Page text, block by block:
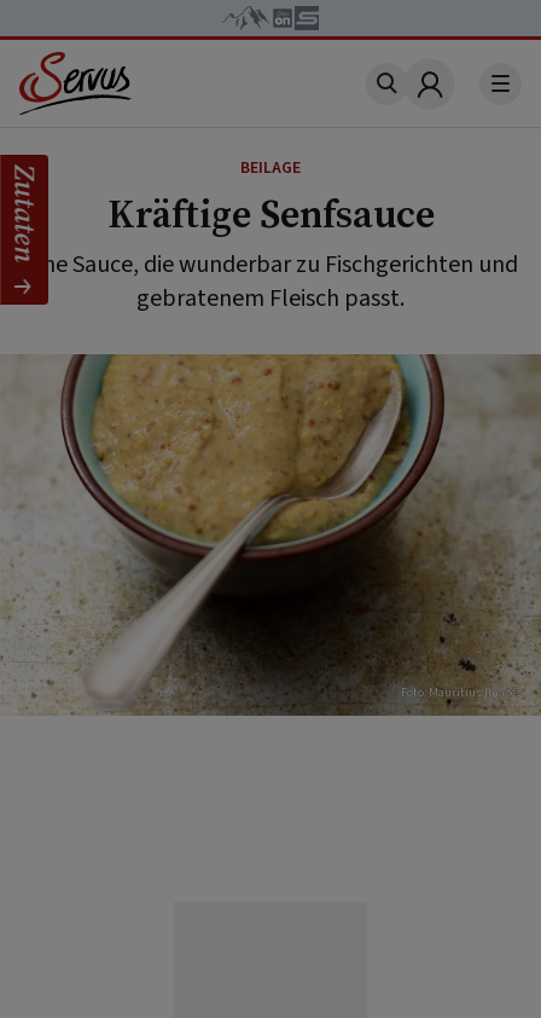
Account
BEILAGE
Kräftige Senfsauce
Eine Sauce, die wunderbar zu Fischgerichten und
gebratenem Fleisch passt.
Foto: Mauritius Images
Zutaten